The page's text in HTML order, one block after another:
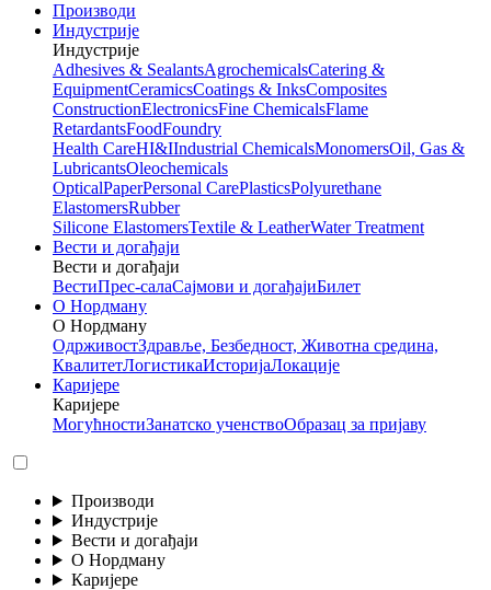
Производи
Индустрије
Индустрије
Adhesives & SealantsAgrochemicalsCatering &
EquipmentCeramicsCoatings & InksComposites
ConstructionElectronicsFine ChemicalsFlame
RetardantsFoodFoundry
Health CareHI&IIndustrial ChemicalsMonomersOil, Gas &
LubricantsOleochemicals
OpticalPaperPersonal CarePlasticsPolyurethane
ElastomersRubber
Silicone ElastomersTextile & LeatherWater Treatment
Вести и догађаји
Вести и догађаји
ВестиПрес-салаСајмови и догађајиБилет
О Нордману
О Нордману
ОдрживостЗдравље, Безбедност, Животна средина,
КвалитетЛогистикаИсторијаЛокације
Каријере
Каријере
МогућностиЗанатско ученствоОбразац за пријаву
Производи
Индустрије
Вести и догађаји
О Нордману
Каријере